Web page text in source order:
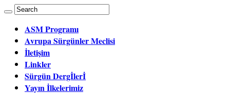
ASM Programı
Avrupa Sürgünler Meclisi
İletişim
Linkler
Sürgün Dergİlerİ
Yayın İlkelerimiz